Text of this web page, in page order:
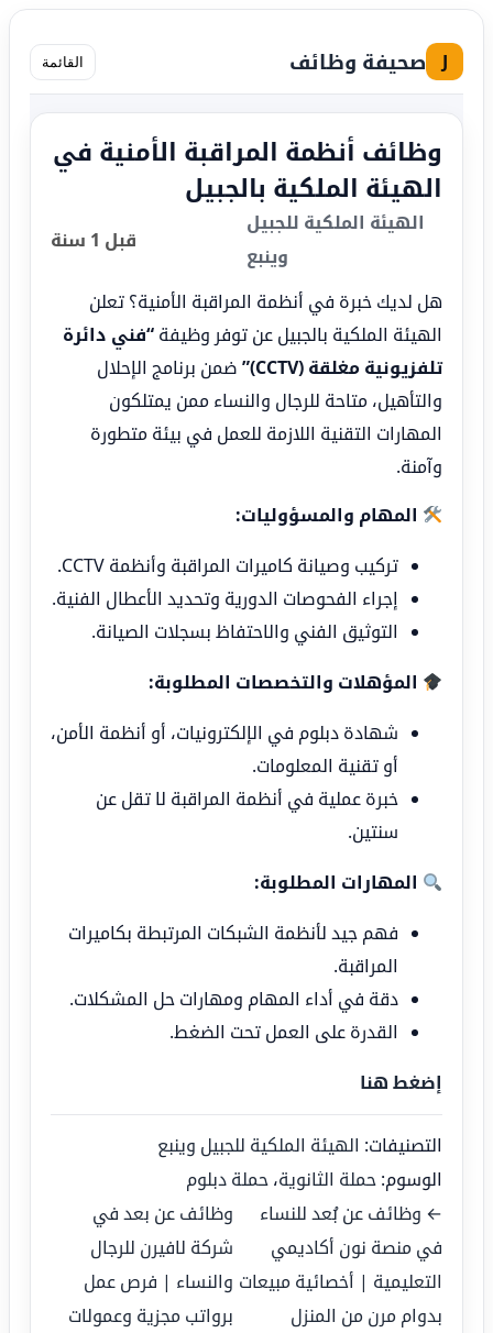
J صحيفة وظائف القائمة
وظائف أنظمة المراقبة الأمنية في
الهيئة الملكية بالجبيل
الهيئة الملكية للجبيل
وينبع
قبل 1 سنة
هل لديك خبرة في أنظمة المراقبة الأمنية؟ تعلن
الهيئة الملكية بالجبيل عن توفر وظيفة “فني دائرة
تلفزيونية مغلقة (CCTV)”
ضمن برنامج الإحلال
والتأهيل، متاحة للرجال والنساء ممن يمتلكون
المهارات التقنية اللازمة للعمل في بيئة متطورة
وآمنة.
المهام والمسؤوليات:
تركيب وصيانة كاميرات المراقبة وأنظمة CCTV.
إجراء الفحوصات الدورية وتحديد الأعطال الفنية.
التوثيق الفني والاحتفاظ بسجلات الصيانة.
المؤهلات والتخصصات المطلوبة:
شهادة دبلوم في الإلكترونيات، أو أنظمة الأمن،
أو تقنية المعلومات.
خبرة عملية في أنظمة المراقبة لا تقل عن
سنتين.
المهارات المطلوبة:
فهم جيد لأنظمة الشبكات المرتبطة بكاميرات
المراقبة.
دقة في أداء المهام ومهارات حل المشكلات.
القدرة على العمل تحت الضغط.
إضغط هنا
التصنيفات: الهيئة الملكية للجبيل وينبع
الوسوم: حملة الثانوية، حملة دبلوم
← وظائف عن بُعد للنساء
في منصة نون أكاديمي
التعليمية | أخصائية مبيعات
بدوام مرن من المنزل
وظائف عن بعد في
شركة لافيرن للرجال
والنساء | فرص عمل
برواتب مجزية وعمولات